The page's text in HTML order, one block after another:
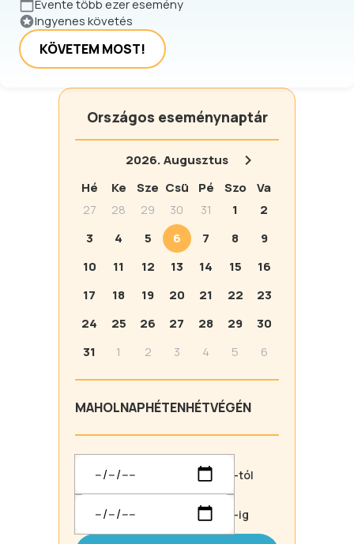
Évente több ezer esemény
Ingyenes követés
KÖVETEM MOST!
Országos eseménynaptár
2026.Augusztus
Hé
Ke Sze Csü Pé Szo
Va
27
28 29 30 31 1
2
3
4 5 6 7 8
9
10
11 12 13 14 15
16
17
18 19 20 21 22
23
24
25 26 27 28 29
30
31
1 2 3 4 5 6
MAHOLNAPHÉTENHÉTVÉGÉN
-tól
-ig